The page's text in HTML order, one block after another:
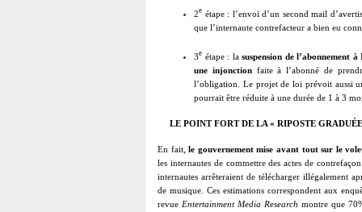
2e étape : l’envoi d’un second mail
que l’internaute contrefacteur a bien eu
3e étape : la suspension de l’abonnement
une injonctionfaite à l’abonné de
l’obligation. Le projet de loi prévoit aussi
pourrait être réduite à une durée de 1 à 3
LE POINT FORT DE LA « RIPOSTE GRADUÉ
En fait,le gouvernement mise avant tout sur le
les internautes de commettre des actes de
internautes arrêteraient de télécharger illégalement
de musique . Ces estimations correspondent aux
revue Entertainment Media Research montre que